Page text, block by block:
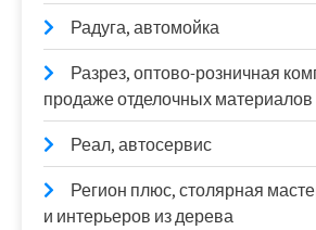
Радуга, автомойка
Разрез, оптово-розничная
продаже отделочных материалов
Реал, автосервис
Регион плюс, столярная
и интерьеров из дерева